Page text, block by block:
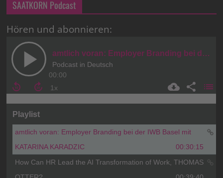
SAATKORN Podcast
Hören und abonnieren: